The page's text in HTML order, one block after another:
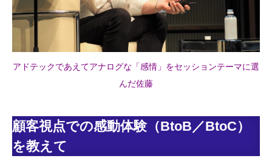
アドテックであえてアナログな「感情」をセッションテーマに選
んだ佐藤
顧客視点での感動体験（BtoB／BtoC）
を教えて